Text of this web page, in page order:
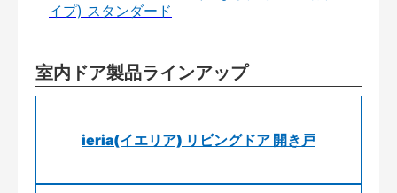
イプ) スタンダード
室内ドア製品ラインアップ
ieria(イエリア) リビングドア 開き戸